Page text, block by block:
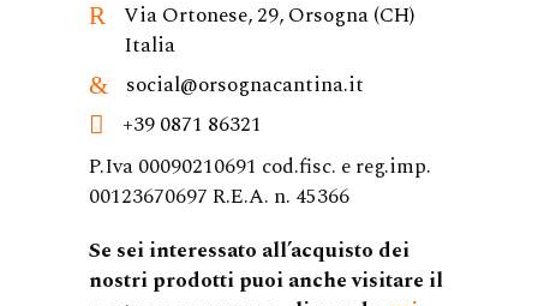
Via Ortonese, 29, Orsogna (CH)
Italia
social@orsognacantina.it
+39 0871 86321
P.Iva 00090210691 cod.fisc. e reg.imp.
00123670697 R.E.A. n. 45366
Se sei interessato all’acquisto dei
nostri prodotti puoi anche visitare il